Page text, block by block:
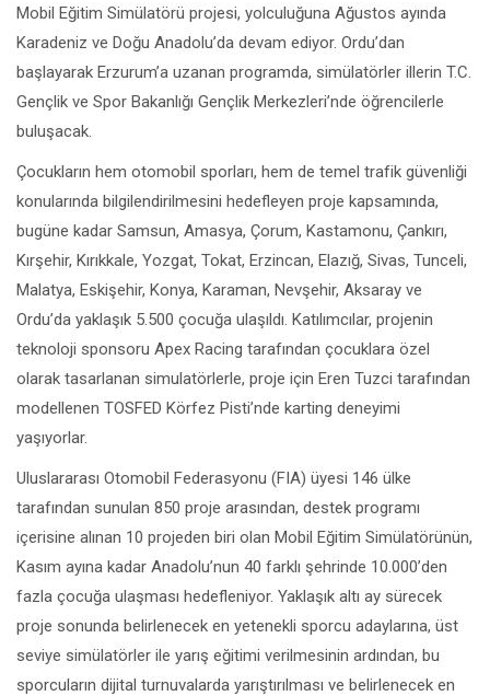
Mobil Eğitim Simülatörü projesi, yolculuğuna Ağustos ayında
Karadeniz ve Doğu Anadolu’da devam ediyor. Ordu’dan
başlayarak Erzurum’a uzanan programda, simülatörler illerin T.C.
Gençlik ve Spor Bakanlığı Gençlik Merkezleri’nde öğrencilerle
buluşacak.
Çocukların hem otomobil sporları, hem de temel trafik güvenliği
konularında bilgilendirilmesini hedefleyen proje kapsamında,
bugüne kadar Samsun, Amasya, Çorum, Kastamonu, Çankırı,
Kırşehir, Kırıkkale, Yozgat, Tokat, Erzincan, Elazığ, Sivas, Tunceli,
Malatya, Eskişehir, Konya, Karaman, Nevşehir, Aksaray ve
Ordu’da yaklaşık 5.500 çocuğa ulaşıldı. Katılımcılar, projenin
teknoloji sponsoru Apex Racing tarafından çocuklara özel
olarak tasarlanan simulatörlerle, proje için Eren Tuzci tarafından
modellenen TOSFED Körfez Pisti’nde karting deneyimi
yaşıyorlar.
Uluslararası Otomobil Federasyonu (FIA) üyesi 146 ülke
tarafından sunulan 850 proje arasından, destek programı
içerisine alınan 10 projeden biri olan Mobil Eğitim Simülatörünün,
Kasım ayına kadar Anadolu’nun 40 farklı şehrinde 10.000’den
fazla çocuğa ulaşması hedefleniyor. Yaklaşık altı ay sürecek
proje sonunda belirlenecek en yetenekli sporcu adaylarına, üst
seviye simülatörler ile yarış eğitimi verilmesinin ardından, bu
sporcuların dijital turnuvalarda yarıştırılması ve belirlenecek en